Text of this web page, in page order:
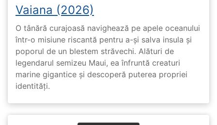
Vaiana (2026)
O tânără curajoasă navighează pe apele oceanului
într-o misiune riscantă pentru a-și salva insula și
poporul de un blestem străvechi. Alături de
legendarul semizeu Maui, ea înfruntă creaturi
marine gigantice și descoperă puterea propriei
identități.